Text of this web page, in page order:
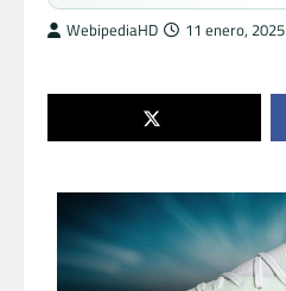
WebipediaHD 11 enero, 2025